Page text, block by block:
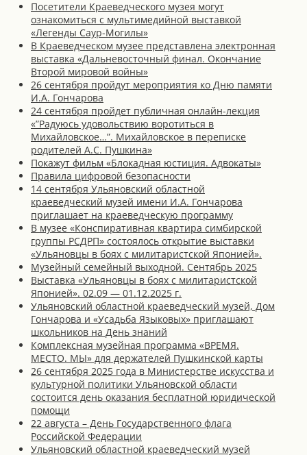
Посетители Краеведческого музея могут
ознакомиться с мультимедийной выставкой
«Легенды Саур-Могилы»
В Краеведческом музее представлена электронная
выставка «Дальневосточный финал. Окончание
Второй мировой войны»
26 сентября пройдут мероприятия ко Дню памяти
И.А. Гончарова
24 сентября пройдет публичная онлайн-лекция
«”Радуюсь удовольствию воротиться в
Михайловское…”. Михайловское в переписке
родителей А.С. Пушкина»
Покажут фильм «Блокадная юстиция. Адвокаты»
Правила цифровой безопасности
14 сентября Ульяновский областной
краеведческий музей имени И.А. Гончарова
приглашает на краеведческую программу
В музее «Конспиративная квартира симбирской
группы РСДРП» состоялось открытие выставки
«Ульяновцы в боях с милитаристской Японией».
Музейный семейный выходной. Сентябрь 2025
Выставка «Ульяновцы в боях с милитаристской
Японией». 02.09 — 01.12.2025 г.
Ульяновский областной краеведческий музей, Дом
Гончарова и «Усадьба Языковых» приглашают
школьников на День знаний
Комплексная музейная программа «ВРЕМЯ.
МЕСТО. МЫ» для держателей Пушкинской карты
26 сентября 2025 года в Министерстве искусства и
культурной политики Ульяновской области
состоится день оказания бесплатной юридической
помощи
22 августа – День Государственного флага
Российской Федерации
Ульяновский областной краеведческий музей